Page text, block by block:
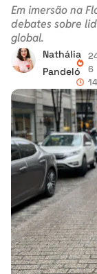
Em imersão na
debates sobre
global.
Nathália
Pandeló
6